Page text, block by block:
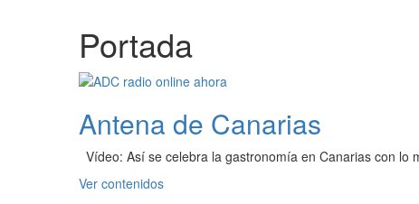
Portada
Antena de Canarias
Vídeo: Así se celebra la gastronomía en Canarias con
Ver contenidosLeer